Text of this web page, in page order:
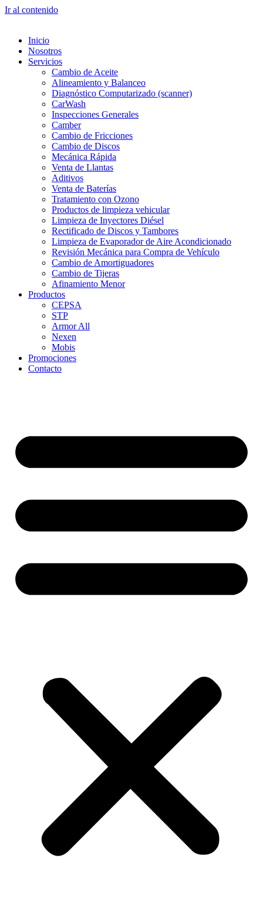
Ir al contenido
Inicio
Nosotros
Servicios
Cambio de Aceite
Alineamiento y Balanceo
Diagnóstico Computarizado (scanner)
CarWash
Inspecciones Generales
Camber
Cambio de Fricciones
Cambio de Discos
Mecánica Rápida
Venta de Llantas
Aditivos
Venta de Baterías
Tratamiento con Ozono
Productos de limpieza vehicular
Limpieza de Inyectores Diésel
Rectificado de Discos y Tambores
Limpieza de Evaporador de Aire Acondicionado
Revisión Mecánica para Compra de Vehículo
Cambio de Amortiguadores
Cambio de Tijeras
Afinamiento Menor
Productos
CEPSA
STP
Armor All
Nexen
Mobis
Promociones
Contacto